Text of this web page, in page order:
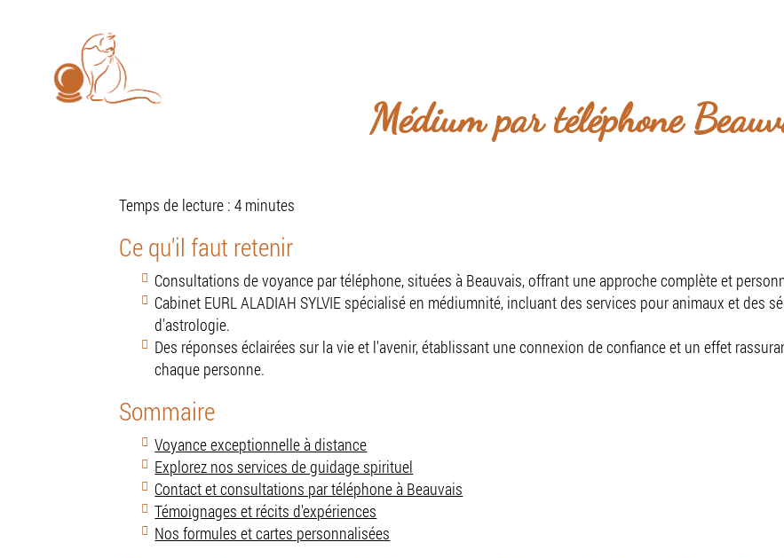
Médium par téléphone
Temps de lecture : 4 minutes
Ce qu'il faut retenir
Consultations de voyance par téléphone, situées à Beauvais, offrant une approche complète et
Cabinet EURL ALADIAH SYLVIE spécialisé en médiumnité, incluant des services pour animaux et des
d'astrologie.
Des réponses éclairées sur la vie et l'avenir, établissant une connexion de confiance et un effet
chaque personne.
Sommaire
Voyance exceptionnelle à distance
Explorez nos services de guidage spirituel
Contact et consultations par téléphone à Beauvais
Témoignages et récits d'expériences
Nos formules et cartes personnalisées